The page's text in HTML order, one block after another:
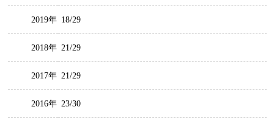
2019年 18/29
2018年 21/29
2017年 21/29
2016年 23/30